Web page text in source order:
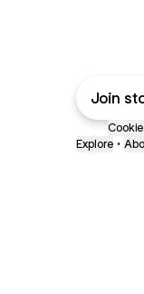
Join
Explore •